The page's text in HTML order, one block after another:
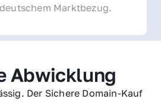
deutschem Marktbezug.
Abwicklung
Der Sichere Domain-Kauf